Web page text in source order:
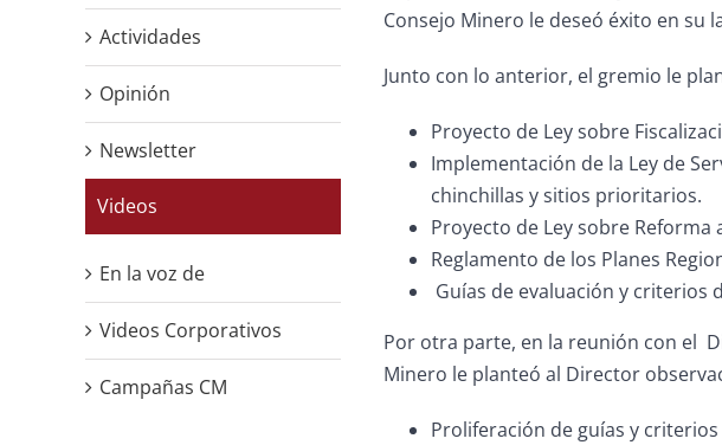
Consejo Minero le deseó éxito en su
Junto con lo anterior, el gremio le
Proyecto de Ley sobre
Implementación de la Ley de
chinchillas y sitios prioritarios.
Proyecto de Ley sobre Reforma
Reglamento de los Planes
Guías de evaluación y criterios
Por otra parte, en la reunión con el
Minero le planteó al Director
Proliferación de guías y criterios
Actividades
Opinión
Newsletter
Videos
En la voz de
Videos Corporativos
Campañas CM